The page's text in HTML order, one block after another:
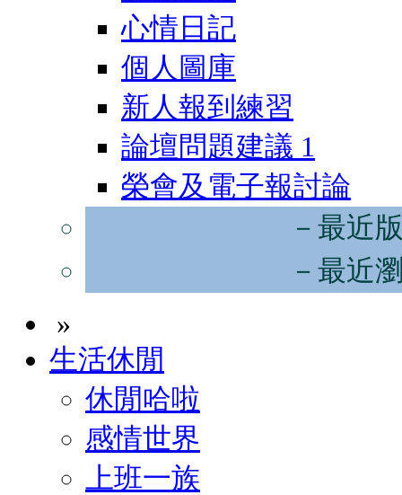
心情日記
個人圖庫
新人報到練習
論壇問題建議 1
榮會及電子報討論
－最近
－最近
»
生活休閒
休閒哈啦
感情世界
上班一族